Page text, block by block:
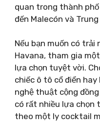
quan trong thành
đến Malecón và
Nếu bạn muốn có
Havana, tham gia
lựa chọn tuyệt vời.
chiếc ô tô cổ điển
nghệ thuật cộng
có rất nhiều lựa
theo một ly cocktail